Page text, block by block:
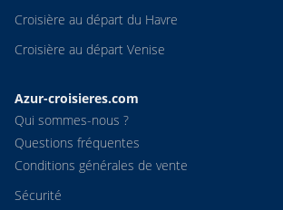
Croisière au départ du Havre
Croisière au départ Venise
Azur-croisieres.com
Qui sommes-nous ?
Questions fréquentes
Conditions générales de vente
Sécurité